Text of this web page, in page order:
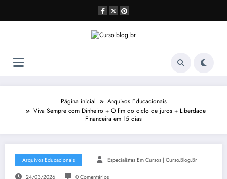
o
Página inicial
Arquivos Educacionais
Viva Sempre com Dinheiro + O fim do ciclo de juros + Liberdade
Financeira em 15 dias
Arquivos Educacionais Especialistas Em Cursos | Curso.blog.br
24/03/2026 0 Comentários